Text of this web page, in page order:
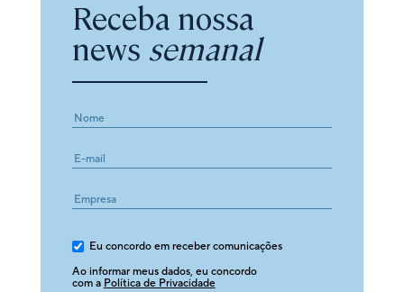
Receba nossa
news semanal
E-
mail
Eu concordo em receber comunicações
Ao informar meus dados, eu concordo
com a Política de Privacidade